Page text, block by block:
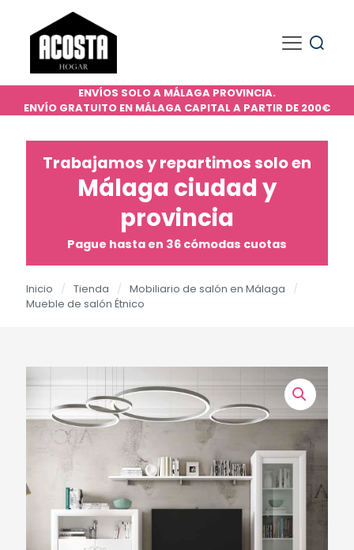
ENVÍOS SOLO A MÁLAGA PROVINCIA.
ENVÍO GRATUITO EN MÁLAGA CAPITAL A PARTIR DE 200€
Trabajamos y repartimos solo en
Málaga ciudad y
provincia
Pague hasta en 36 cómodas cuotas
Inicio / Tienda / Mobiliario de salón en Málaga
/
Mueble de salón Étnico